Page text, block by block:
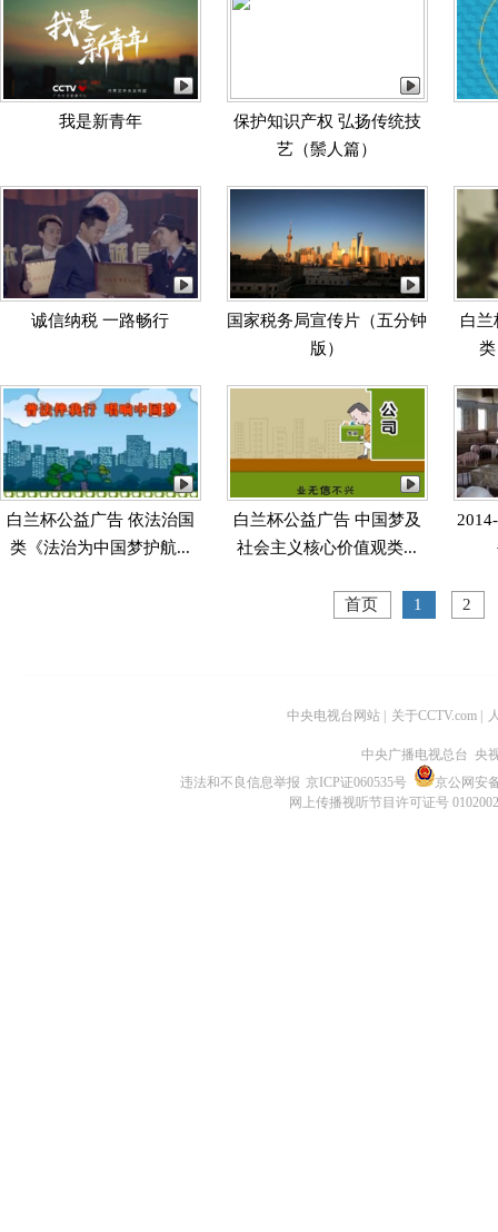
我是新青年
保护知识产权 弘扬传统技
艺（鬃人篇）
诚信纳税 一路畅行
国家税务局宣传片（五分钟
版）
白兰
白兰杯公益广告 依法治国
类《法治为中国梦护航...
白兰杯公益广告 中国梦及
社会主义核心价值观类...
首页 1 2
中央电视台网站 关于CCTV.com
中央广播电视总台 央
违法和不良信息举报 京ICP证060535号
京公网安
网上传播视听节目许可证号